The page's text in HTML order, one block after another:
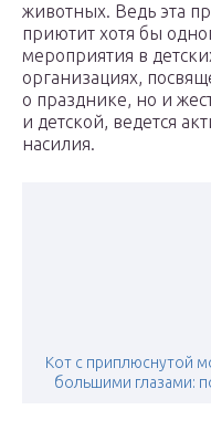
животных. Ведь эта
приютит хотя бы
мероприятия в
организациях,
о празднике, но и
и детской, ведется
насилия.
Кот с приплюснутой
большими глазами: